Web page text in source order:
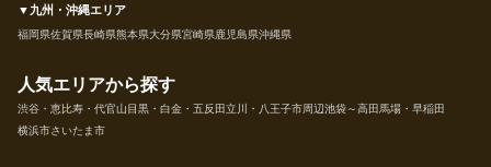
▼九州・沖縄エリア
福岡県佐賀県長崎県熊本県大分県宮崎県鹿児島県沖縄県
人気エリアから探す
渋谷・恵比寿・代官山目黒・白金・五反田立川・八王子市周辺池袋～高田馬場・早稲田
横浜市さいたま市